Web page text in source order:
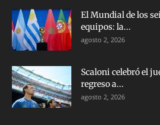
El Mundial de los
equipos: la...
agosto 2, 2026
Scaloni celebró el
regreso a...
agosto 2, 2026